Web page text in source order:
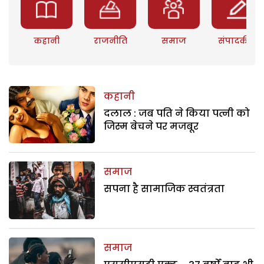
कहानी राजनीति समाज संपादकीय
कहानी
दलाल : जब पति ने किया पत्नी को
जिस्म बेचने पर मजबूर
समाज
सपना है सामाजिक स्वतंत्रता
समाज